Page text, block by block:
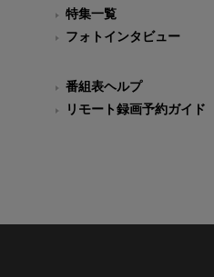
特集一覧
フォトインタビュー
番組表ヘルプ
リモート録画予約ガイド